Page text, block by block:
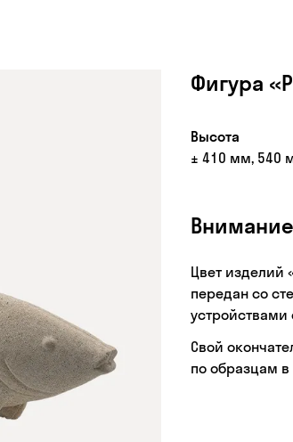
Фигура
Высота
± 410 мм, 540
Цвет изделий
передан со
Свой
по образцам